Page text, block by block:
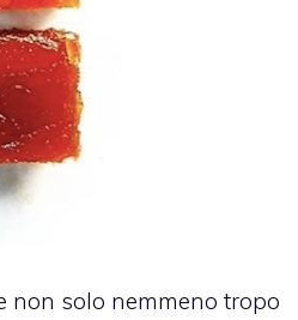
non solo nemmeno tropo